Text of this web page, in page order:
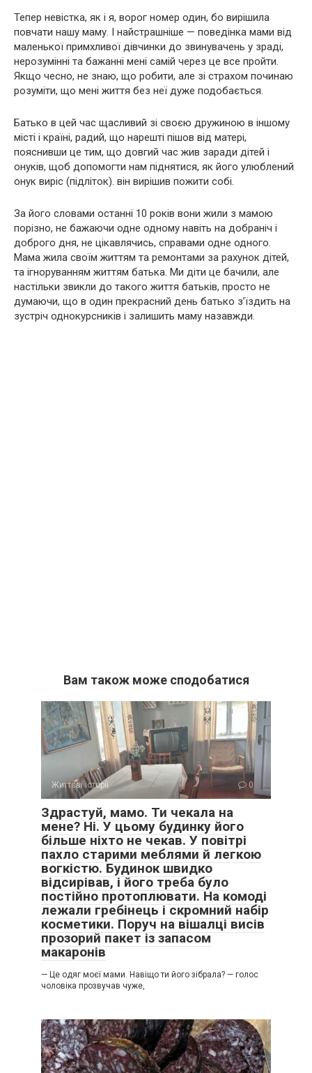
Тепер невістка, як і я, ворог номер один, бо вирішила
повчати нашу маму. І найстрашніше — поведінка мами від
маленької примхливої дівчинки до звинувачень у зраді,
нерозумінні та бажанні мені самій через це все пройти.
Якщо чесно, не знаю, що робити, але зі страхом починаю
розуміти, що мені життя без неї дуже подобається.
Батько в цей час щасливий зі своєю дружиною в іншому
місті і країні, радий, що нарешті пішов від матері,
пояснивши це тим, що довгий час жив заради дітей і
онуків, щоб допомогти нам піднятися, як його улюблений
онук виріс (підліток). він вирішив пожити собі.
За його словами останні 10 років вони жили з мамою
порізно, не бажаючи одне одному навіть на добраніч і
доброго дня, не цікавлячись, справами одне одного.
Мама жила своїм життям та ремонтами за рахунок дітей,
та ігноруванням життям батька. Ми діти це бачили, але
настільки звикли до такого життя батьків, просто не
думаючи, що в один прекрасний день батько з’їздить на
зустріч однокурсників і залишить маму назавжди.
Вам також може сподобатися
Життєві історії 0
Здрастуй, мамо. Ти чекала на
мене? Ні. У цьому будинку його
більше ніхто не чекав. У повітрі
пахло старими меблями й легкою
вогкістю. Будинок швидко
відсирівав, і його треба було
постійно протоплювати. На комоді
лежали гребінець і скромний набір
косметики. Поруч на вішалці висів
прозорий пакет із запасом
макаронів
— Це одяг моєї мами. Навіщо ти його зібрала? — голос
чоловіка прозвучав чуже,